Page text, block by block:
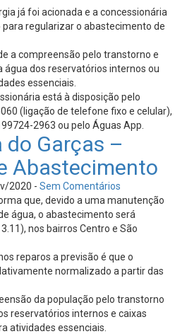
já foi acionada e a concessionária
regularizar o abastecimento de
a compreensão pelo transtorno e
água dos reservatórios internos ou
essenciais.
está à disposição pelo
(ligação de telefone fixo e celular),
2963 ou pelo Águas App.
do Garças –
Abastecimento
2020 - Sem Comentários
que, devido a uma manutenção
água, o abastecimento será
nos bairros Centro e São
reparos a previsão é que o
normalizado a partir das
da população pelo transtorno
reservatórios internos e caixas
atividades essenciais.